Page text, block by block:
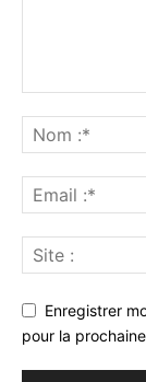
Enregistrer
pour la